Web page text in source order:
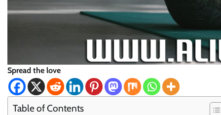
Spread the love
Table of Contents